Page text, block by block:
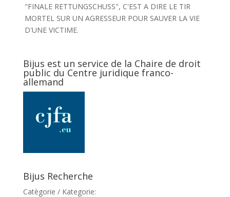
"FINALE RETTUNGSCHUSS", C'EST A DIRE LE TIR
MORTEL SUR UN AGRESSEUR POUR SAUVER LA VIE
D'UNE VICTIME.
Bijus est un service de la Chaire de droit
public du Centre juridique franco-
allemand
Bijus Recherche
Catègorie / Kategorie: